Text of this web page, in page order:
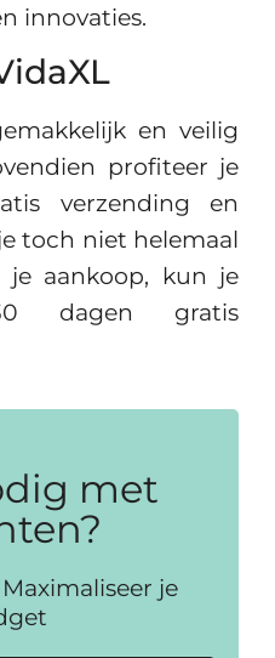
innovaties.
en veilig
profiteer je
verzending en
toch niet helemaal
aankoop, kun je
dagen gratis
met
Maximaliseer je